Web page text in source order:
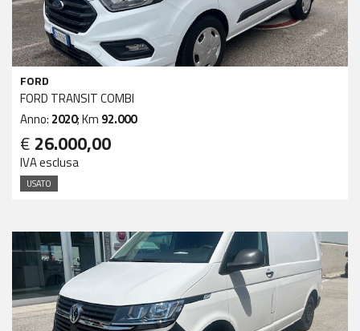
FORD
FORD TRANSIT COMBI
Anno: 2020; Km 92.000
€ 26.000,00
IVA esclusa
USATO